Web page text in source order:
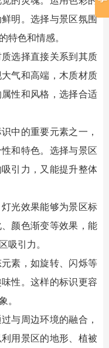
明。选择与景区氛围
特色和情感。
选择直接关系到其质
气和高端，木质材质
性和风格，选择合适
中的重要元素之一，
和特色。选择与景区
引力，又能提升整体
光效果能够为景区标
颜色渐变等效果，能
吸引力。
素，如旋转、闪烁等
性。这样的标识更容
。
与周边环境的融合，
用景区的地形、植被